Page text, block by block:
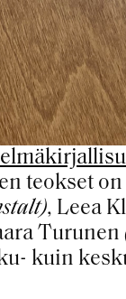
teokset
, Leea
Turunen
kuin